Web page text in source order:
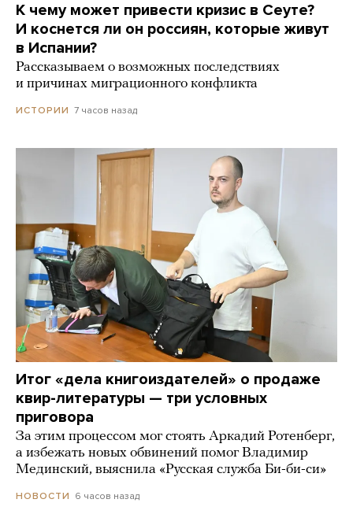
К чему может привести кризис в Сеуте?
И коснется ли он россиян, которые живут
в Испании?
Рассказываем о возможных последствиях
и причинах миграционного конфликта
ИСТОРИИ 7 часов назад
Итог «дела книгоиздателей» о продаже
квир-литературы — три условных
приговора
За этим процессом мог стоять Аркадий Ротенберг,
а избежать новых обвинений помог Владимир
Мединский, выяснила «Русская служба Би-би-си»
НОВОСТИ 6 часов назад